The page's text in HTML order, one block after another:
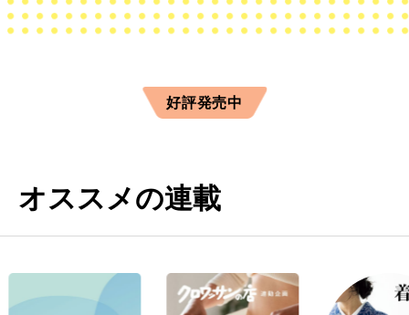
好評発売中
オススメの連載